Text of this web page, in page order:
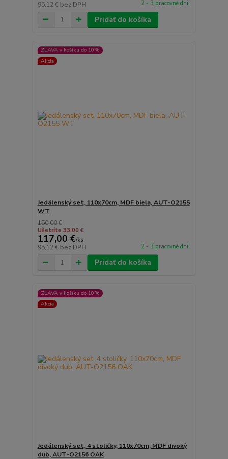
95,12 € bez DPH 2 - 3 pracovné dni
Pridať do košíka
ZĽAVA v košíku do 10%
Akcia
Jedálenský set, 110x70cm, MDF biela, AUT-O2155
WT
150,00 €
Ušetríte 33,00 €
117,00 €/ks
95,12 € bez DPH 2 - 3 pracovné dni
Pridať do košíka
ZĽAVA v košíku do 10%
Akcia
Jedálenský set, 4 stoličky, 110x70cm, MDF divoký
dub, AUT-O2156 OAK